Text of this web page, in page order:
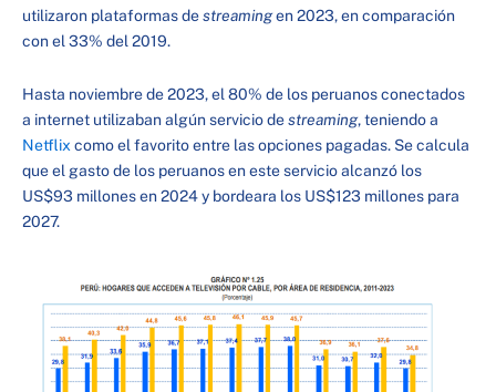
utilizaron plataformas destreamingen 2023, en comparación
con el 33% del 2019.
Hasta noviembre de 2023, el 80% de los peruanos conectados
a internet utilizaban algún servicio destreaming, teniendo a
Netflix como el favorito entre las opciones pagadas. Se calcula
que el gasto de los peruanos en este servicio alcanzó los
US$93 millones en 2024 y bordeara los US$123 millones para
2027.